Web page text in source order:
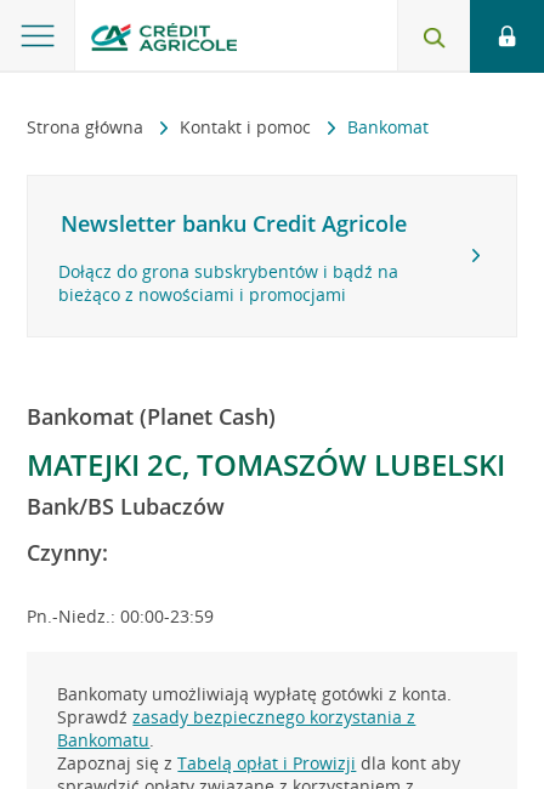
Strona główna Kontakt i pomoc Bankomat
Newsletter banku Credit Agricole
Dołącz do grona subskrybentów i bądź na
bieżąco z nowościami i promocjami
Bankomat (Planet Cash)
MATEJKI 2C, TOMASZÓW LUBELSKI
Bank/BS Lubaczów
Czynny:
Pn.-Niedz.: 00:00-23:59
Bankomaty umożliwiają wypłatę gotówki z konta.
Sprawdźzasady bezpiecznego korzystania z
Bankomatu.
Zapoznaj się zTabelą opłat i Prowizji dla kont aby